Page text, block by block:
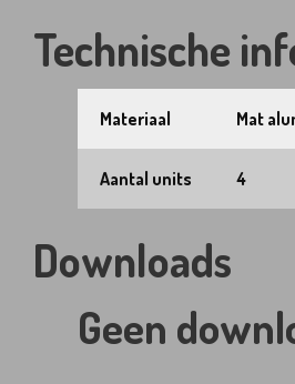
Technische
Materiaal Mat
Aantal units 4
Downloads
Geen